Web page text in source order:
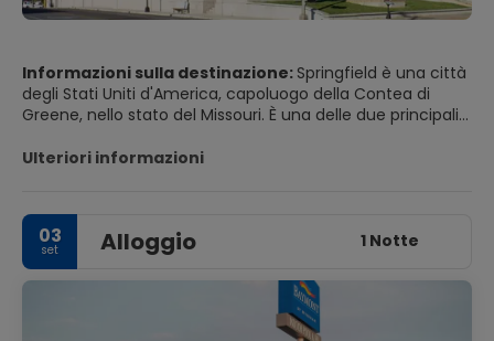
Informazioni sulla destinazione: Springfield è una città
degli Stati Uniti d'America, capoluogo della Contea di
Greene, nello stato del Missouri. È una delle due principali
Dallas, Greene, Polk, Webster, Stone e Taney. Il
anche diverse università tra cui la Evangel University, la
Missouri State University e la Drury University.
Ulteriori informazioni
03
set Alloggio 1 Notte